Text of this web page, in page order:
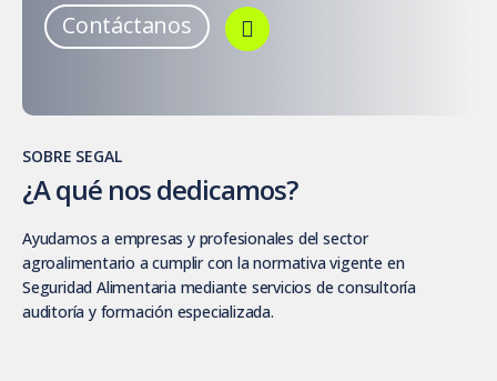
Contáctanos
SOBRE SEGAL
¿A qué nos dedicamos?
Ayudamos a empresas y profesionales del sector
agroalimentario a cumplir con la normativa vigente en
Seguridad Alimentaria mediante servicios de consultoría
auditoría y formación especializada.